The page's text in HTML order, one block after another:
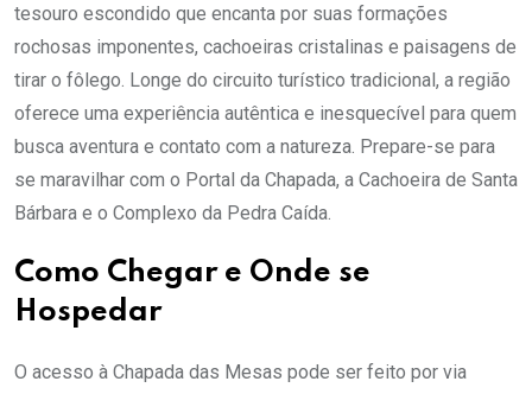
tesouro escondido que encanta por suas formações
rochosas imponentes, cachoeiras cristalinas e paisagens de
tirar o fôlego. Longe do circuito turístico tradicional, a região
oferece uma experiência autêntica e inesquecível para quem
busca aventura e contato com a natureza. Prepare-se para
se maravilhar com o Portal da Chapada, a Cachoeira de Santa
Bárbara e o Complexo da Pedra Caída.
Como Chegar e Onde se
Hospedar
O acesso à Chapada das Mesas pode ser feito por via